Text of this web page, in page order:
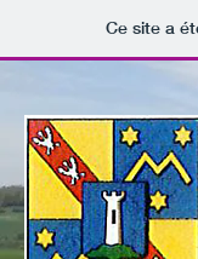
Ce site a